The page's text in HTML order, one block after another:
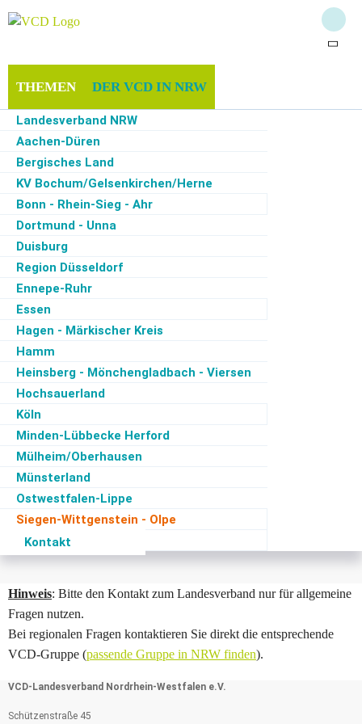
THEMEN DER VCD IN NRW
Landesverband NRW
Aachen-Düren
Bergisches Land
KV Bochum/Gelsenkirchen/Herne
Bonn - Rhein-Sieg - Ahr
Dortmund - Unna
Duisburg
Region Düsseldorf
Ennepe-Ruhr
Essen
Hagen - Märkischer Kreis
Hamm
Heinsberg - Mönchengladbach - Viersen
Hochsauerland
Köln
Minden-Lübbecke Herford
Mülheim/Oberhausen
Münsterland
Ostwestfalen-Lippe
Siegen-Wittgenstein - Olpe
Kontakt
Soest
SERVICE
Start·Der VCD in NRW
Zur Zeit keine Termine
Hinweis: Bitte den Kontakt zum Landesverband nur für allgemeine
Fragen nutzen.
Bei regionalen Fragen kontaktieren Sie direkt die entsprechende
VCD-Gruppe (passende Gruppe in NRW finden).
VCD-Landesverband Nordrhein-Westfalen e.V.
Schützenstraße 45